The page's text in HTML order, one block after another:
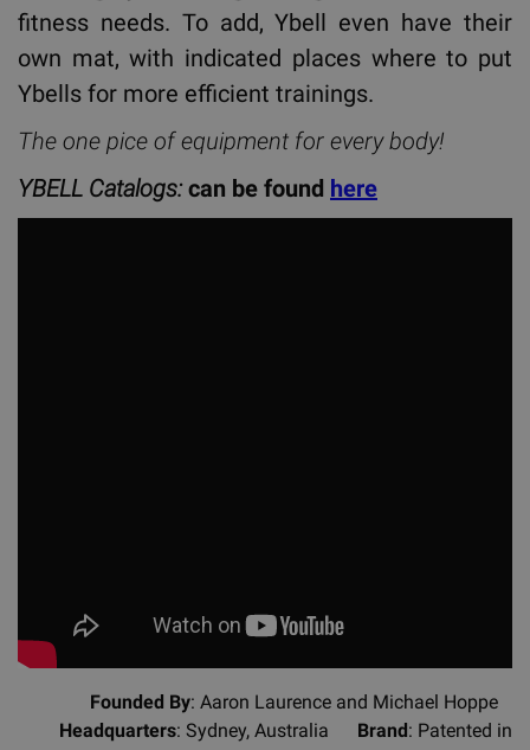
fitness needs. To add, Ybell even have their
own mat, with indicated places where to put
Ybells for more efficient trainings.
The one pice of equipment for every body!
YBELL Catalogs:can be found here
Founded By: Aaron Laurence and Michael Hoppe
Headquarters: Sydney, Australia Brand: Patented in